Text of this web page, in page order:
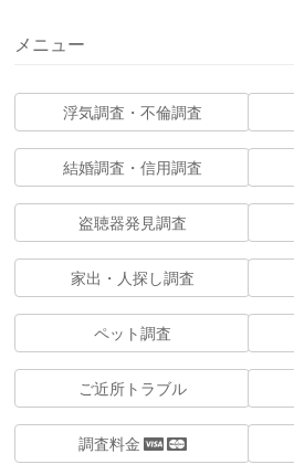
メニュー
浮気調査・不倫調査
結婚調査・信用調査
盗聴器発見調査
家出・人探し調査
ペット調査
ご近所トラブル
調査料金